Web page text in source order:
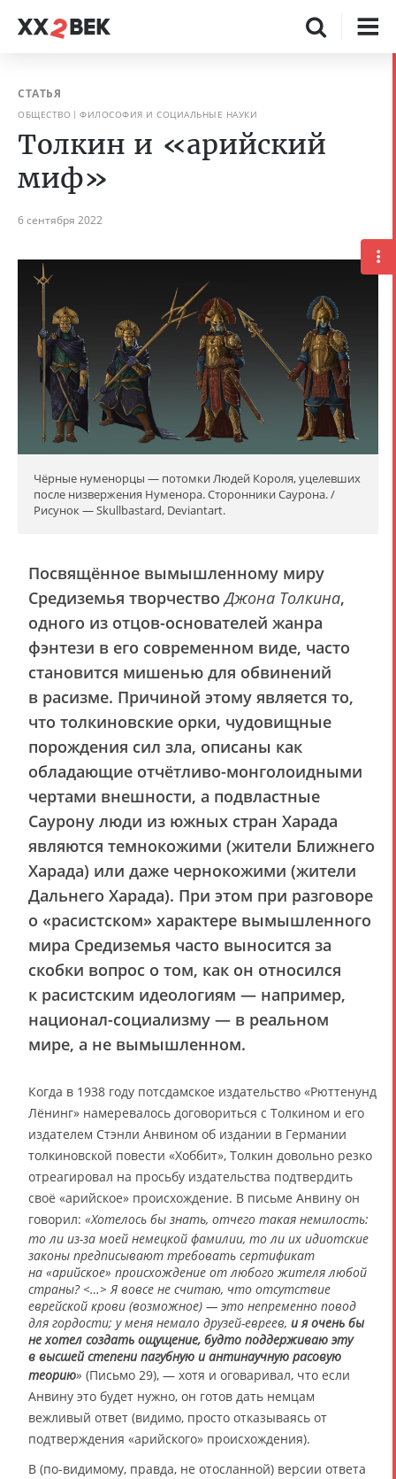
СТАТЬЯ
ОБЩЕСТВО ФИЛОСОФИЯ И СОЦИАЛЬНЫЕ НАУКИ
Толкин и «арийский
миф»
6 сентября 2022
Чёрные нуменорцы — потомки Людей Короля, уцелевших
после низвержения Нуменора. Сторонники Саурона. /
Рисунок — Skullbastard, Deviantart.
Посвящённое вымышленному миру
Средиземья творчествоДжона Толкина,
одного из отцов-основателей жанра
фэнтези в его современном виде, часто
становится мишенью для обвинений
в расизме. Причиной этому является то,
что толкиновские орки, чудовищные
порождения сил зла, описаны как
обладающие отчётливо-монголоидными
чертами внешности, а подвластные
Саурону люди из южных стран Харада
являются темнокожими (жители Ближнего
Харада) или даже чернокожими (жители
Дальнего Харада). При этом при разговоре
о «расистском» характере вымышленного
мира Средиземья часто выносится за
скобки вопрос о том, как он относился
к расистским идеологиям — например,
национал-социализму — в реальном
мире, а не вымышленном.
Когда в 1938 году потсдамское издательство «Рюттенунд
Лёнинг» намеревалось договориться с Толкином и его
издателем Стэнли Анвином об издании в Германии
толкиновской повести «Хоббит», Толкин довольно резко
отреагировал на просьбу издательства подтвердить
своё «арийское» происхождение. В письме Анвину он
говорил: «Хотелось бы знать, отчего такая немилость:
то ли из-за моей немецкой фамилии, то ли их идиотские
законы предписывают требовать сертификат
на «арийское» происхождение от любого жителя любой
страны? <…> Я вовсе не считаю, что отсутствие
еврейской крови (возможное) — это непременно повод
для гордости; у меня немало друзей-евреев, и я очень бы
не хотел создать ощущение, будто поддерживаю эту
в высшей степени пагубную и антинаучную расовую
теорию» (Письмо 29), — хотя и оговаривал, что если
Анвину это будет нужно, он готов дать немцам
вежливый ответ (видимо, просто отказываясь от
подтверждения «арийского» происхождения).
В (по-видимому, правда, не отосланной) версии ответа